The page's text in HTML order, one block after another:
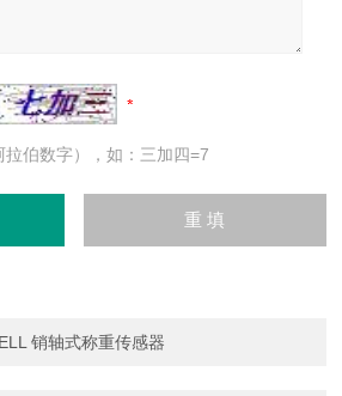
伯数字），如：三加四=7
销轴式称重传感器